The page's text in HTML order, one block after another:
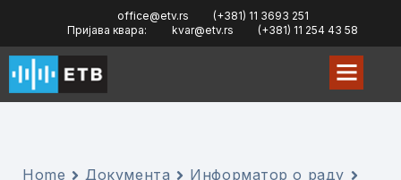
office@etv.rs
(+381) 11 3693 251
Пријава квара:
kvar@etv.rs (+381) 11 254 43 58
Home Документа
Информатор о раду